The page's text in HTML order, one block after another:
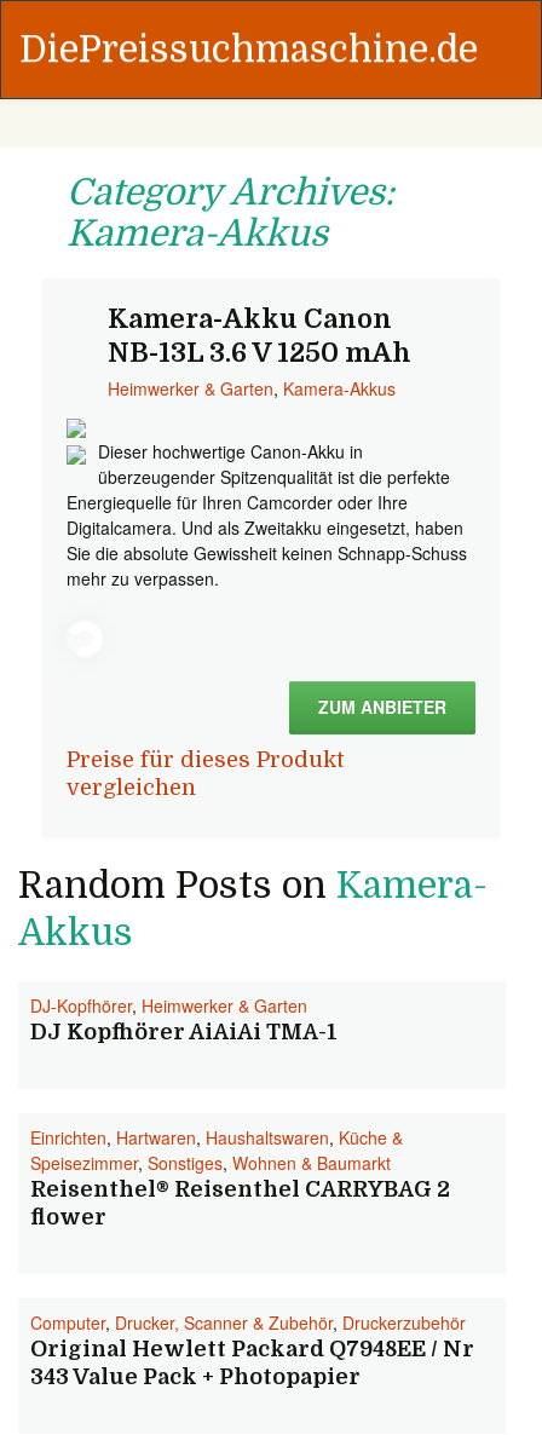
DiePreissuchmaschine.de
Category Archives:
Kamera-Akkus
Kamera-Akku Canon
NB-13L 3.6 V 1250 mAh
Heimwerker & Garten, Kamera-Akkus
Dieser hochwertige Canon-Akku in
überzeugender Spitzenqualität ist die perfekte
Energiequelle für Ihren Camcorder oder Ihre
Digitalcamera. Und als Zweitakku eingesetzt, haben
Sie die absolute Gewissheit keinen Schnapp-Schuss
mehr zu verpassen.
ZUM ANBIETER
Preise für dieses Produkt
vergleichen
Random Posts on Kamera-
Akkus
DJ-Kopfhörer, Heimwerker & Garten
DJ Kopfhörer AiAiAi TMA-1
Einrichten, Hartwaren, Haushaltswaren, Küche &
Speisezimmer, Sonstiges, Wohnen & Baumarkt
Reisenthel® Reisenthel CARRYBAG 2
flower
Computer, Drucker, Scanner & Zubehör, Druckerzubehör
Original Hewlett Packard Q7948EE / Nr
343 Value Pack + Photopapier